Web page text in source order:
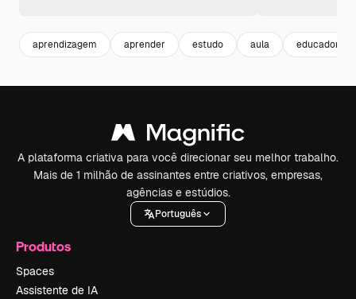
aprendizagem aprender estudo aula educador
A plataforma criativa para você direcionar seu melhor trabalho.
Mais de 1 milhão de assinantes entre criativos, empresas,
agências e estúdios.
Português
Produtos
Spaces
Assistente de IA